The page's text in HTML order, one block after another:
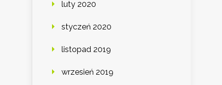
luty 2020
styczeń 2020
listopad 2019
wrzesień 2019